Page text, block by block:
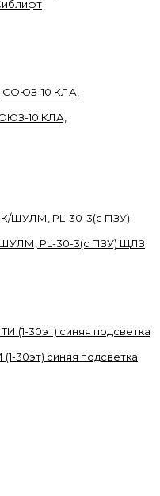
10 КЛА,
PL-30-3(с ПЗУ) ЩЛЗ
30эт) синяя подсветка